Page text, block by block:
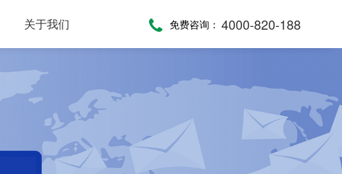
关于我们 免费咨询： 4000-820-188